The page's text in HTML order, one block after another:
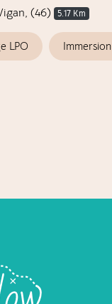
(46) 5.17 Km
LPO Immersion